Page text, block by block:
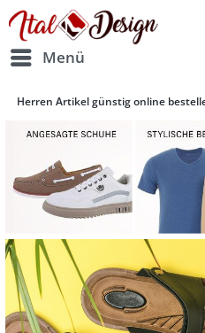
Zur Hauptnavigation springen
Menü
Herren Artikel günstig online